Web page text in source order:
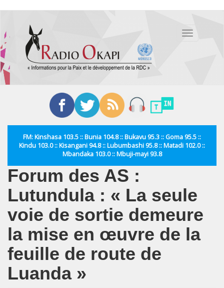
contenu
principal
Toggle
FM: Kinshasa 103.5 :: Bunia 104.8 :: Bukavu 95.3 :: Goma 95.5 ::
Kindu 103.0 :: Kisangani 94.8 :: Lubumbashi 95.8 :: Matadi 102.0 ::
Mbandaka 103.0 :: Mbuji-mayi 93.8
Forum des AS :
Lutundula : « La seule
voie de sortie demeure
la mise en œuvre de la
feuille de route de
Luanda »